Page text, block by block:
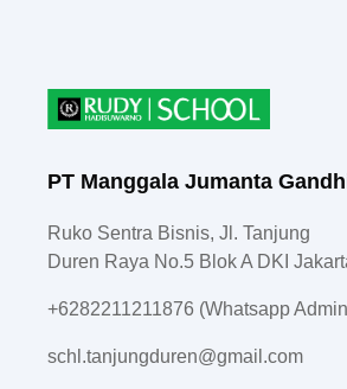
PT Manggala Jumanta
Ruko Sentra Bisnis, Jl. Tanjung
Duren Raya No.5 Blok A DKI
+6282211211876 (Whatsapp
schl.tanjungduren@gmail.com